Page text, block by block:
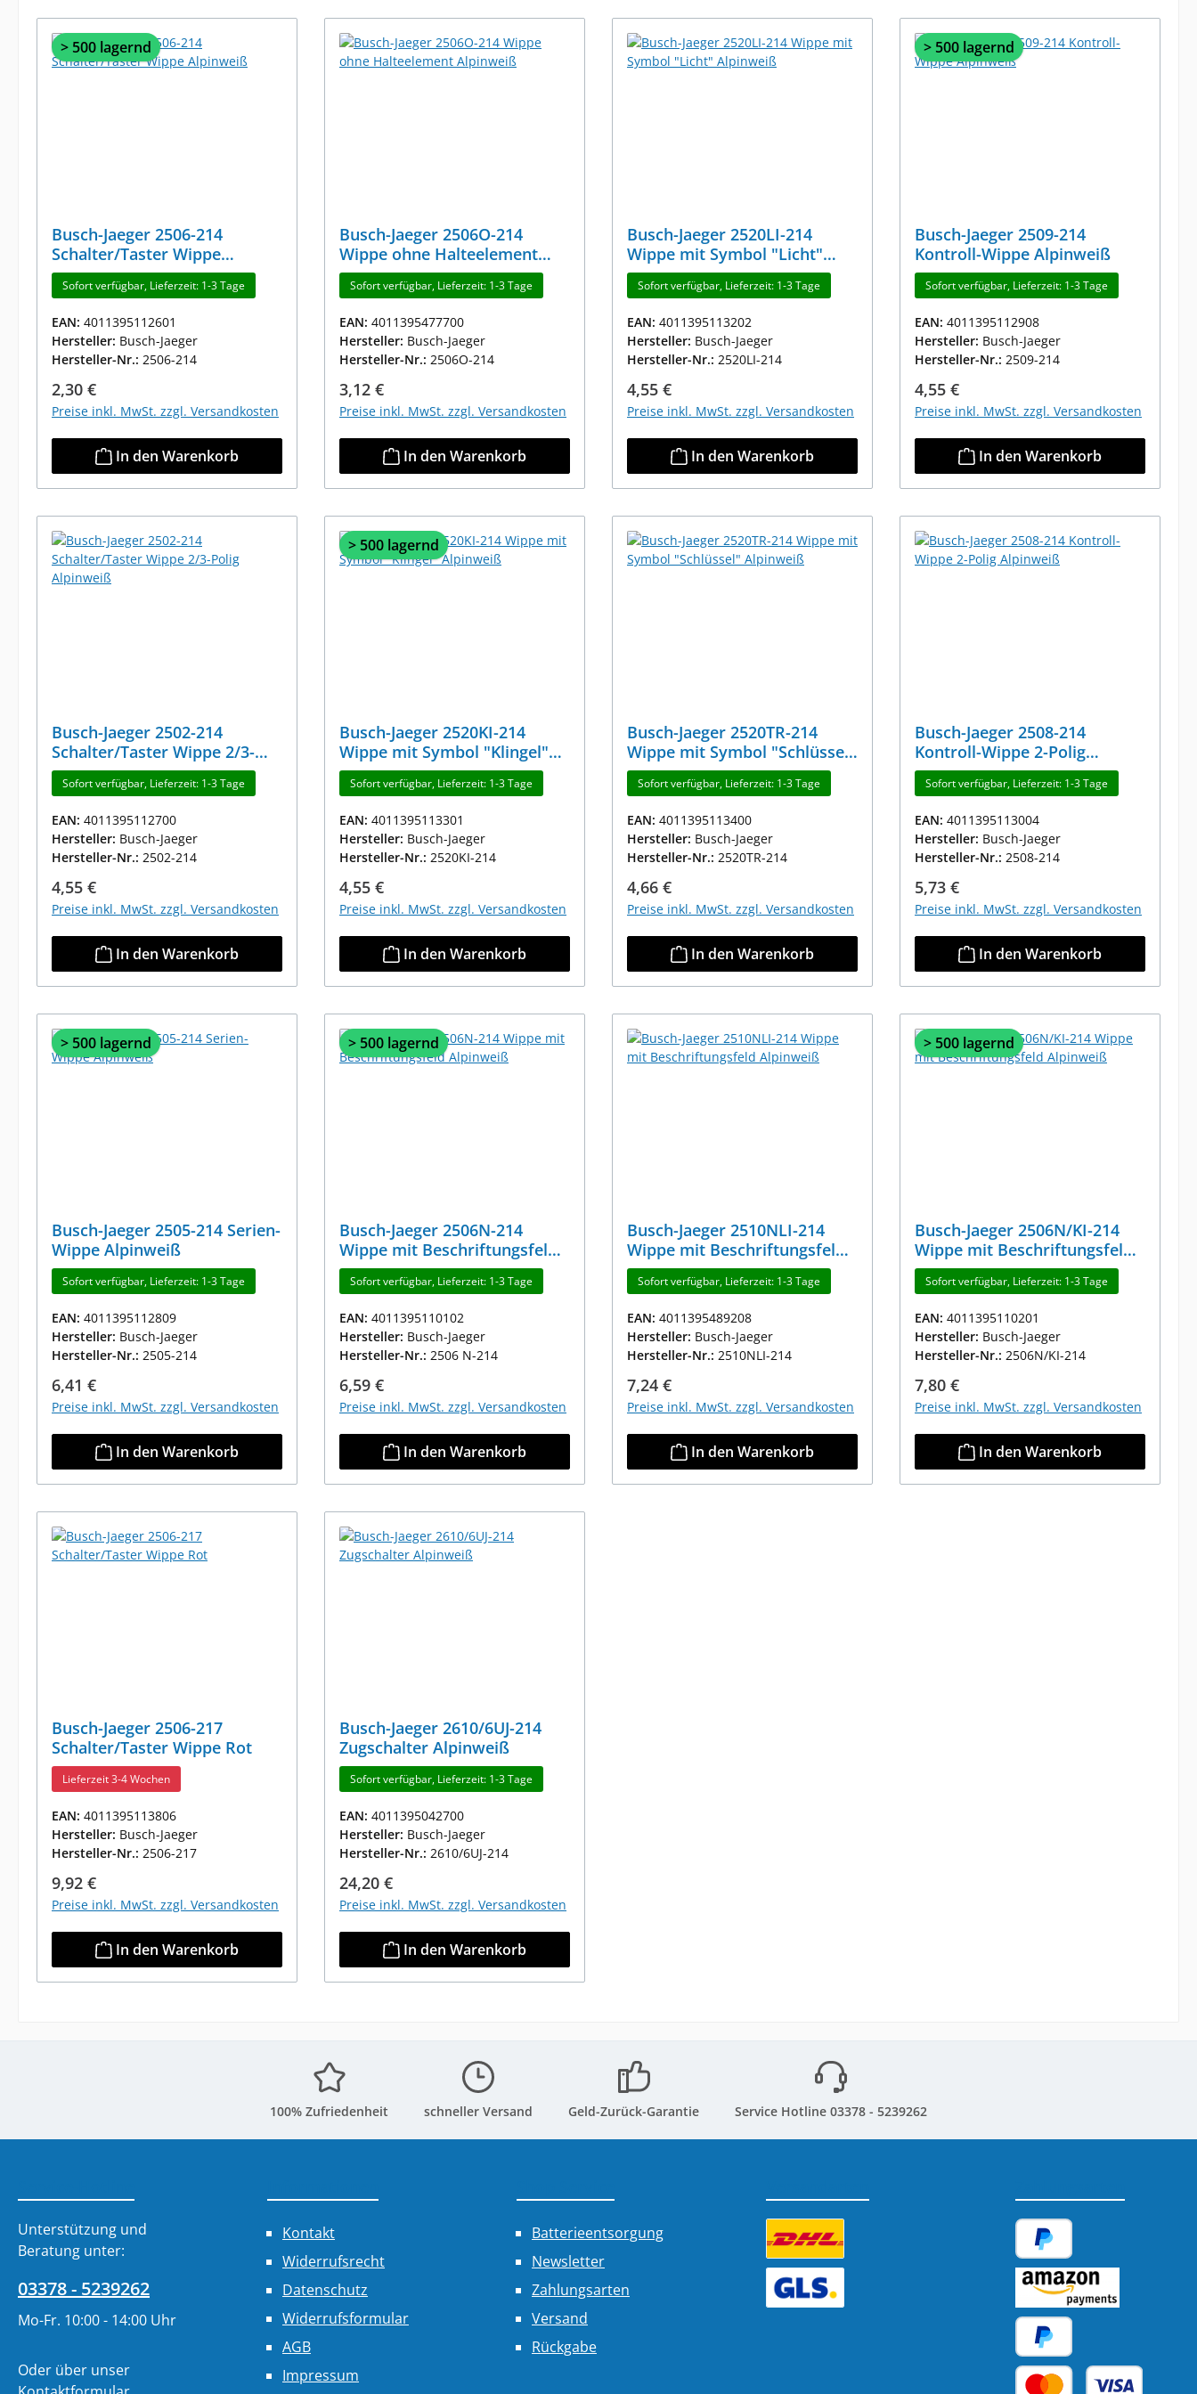
> 500 lagernd
Busch-Jaeger 2506-214
Schalter/Taster Wippe
Alpinweiß
Sofort verfügbar, Lieferzeit: 1-3 Tage
EAN: 4011395112601
Hersteller: Busch-Jaeger
Hersteller-Nr.: 2506-214
Regulärer Preis:
2,30 €
Preise inkl. MwSt. zzgl. Versandkosten
In den Warenkorb
Busch-Jaeger 2506O-214
Wippe ohne Halteelement
Alpinweiß
Sofort verfügbar, Lieferzeit: 1-3 Tage
EAN: 4011395477700
Hersteller: Busch-Jaeger
Hersteller-Nr.: 2506O-214
Regulärer Preis:
3,12 €
Preise inkl. MwSt. zzgl. Versandkosten
In den Warenkorb
Busch-Jaeger 2520LI-214
Wippe mit Symbol "Licht"
Alpinweiß
Sofort verfügbar, Lieferzeit: 1-3 Tage
EAN: 4011395113202
Hersteller: Busch-Jaeger
Hersteller-Nr.: 2520LI-214
Regulärer Preis:
4,55 €
Preise inkl. MwSt. zzgl. Versandkosten
In den Warenkorb
> 500 lagernd
Busch-Jaeger 2509-214
Kontroll-Wippe Alpinweiß
Sofort verfügbar, Lieferzeit: 1-3 Tage
EAN: 4011395112908
Hersteller: Busch-Jaeger
Hersteller-Nr.: 2509-214
Regulärer Preis:
4,55 €
Preise inkl. MwSt. zzgl. Versandkosten
In den Warenkorb
Busch-Jaeger 2502-214
Schalter/Taster Wippe 2/3-
Polig Alpinweiß
Sofort verfügbar, Lieferzeit: 1-3 Tage
EAN: 4011395112700
Hersteller: Busch-Jaeger
Hersteller-Nr.: 2502-214
Regulärer Preis:
4,55 €
Preise inkl. MwSt. zzgl. Versandkosten
In den Warenkorb
> 500 lagernd
Busch-Jaeger 2520KI-214
Wippe mit Symbol "Klingel"
Alpinweiß
Sofort verfügbar, Lieferzeit: 1-3 Tage
EAN: 4011395113301
Hersteller: Busch-Jaeger
Hersteller-Nr.: 2520KI-214
Regulärer Preis:
4,55 €
Preise inkl. MwSt. zzgl. Versandkosten
In den Warenkorb
Busch-Jaeger 2520TR-214
Wippe mit Symbol "Schlüssel"
Alpinweiß
Sofort verfügbar, Lieferzeit: 1-3 Tage
EAN: 4011395113400
Hersteller: Busch-Jaeger
Hersteller-Nr.: 2520TR-214
Regulärer Preis:
4,66 €
Preise inkl. MwSt. zzgl. Versandkosten
In den Warenkorb
Busch-Jaeger 2508-214
Kontroll-Wippe 2-Polig
Alpinweiß
Sofort verfügbar, Lieferzeit: 1-3 Tage
EAN: 4011395113004
Hersteller: Busch-Jaeger
Hersteller-Nr.: 2508-214
Regulärer Preis:
5,73 €
Preise inkl. MwSt. zzgl. Versandkosten
In den Warenkorb
> 500 lagernd
Busch-Jaeger 2505-214 Serien-
Wippe Alpinweiß
Sofort verfügbar, Lieferzeit: 1-3 Tage
EAN: 4011395112809
Hersteller: Busch-Jaeger
Hersteller-Nr.: 2505-214
Regulärer Preis:
6,41 €
Preise inkl. MwSt. zzgl. Versandkosten
In den Warenkorb
> 500 lagernd
Busch-Jaeger 2506N-214
Wippe mit Beschriftungsfeld
Alpinweiß
Sofort verfügbar, Lieferzeit: 1-3 Tage
EAN: 4011395110102
Hersteller: Busch-Jaeger
Hersteller-Nr.: 2506 N-214
Regulärer Preis:
6,59 €
Preise inkl. MwSt. zzgl. Versandkosten
In den Warenkorb
Busch-Jaeger 2510NLI-214
Wippe mit Beschriftungsfeld
Alpinweiß
Sofort verfügbar, Lieferzeit: 1-3 Tage
EAN: 4011395489208
Hersteller: Busch-Jaeger
Hersteller-Nr.: 2510NLI-214
Regulärer Preis:
7,24 €
Preise inkl. MwSt. zzgl. Versandkosten
In den Warenkorb
> 500 lagernd
Busch-Jaeger 2506N/KI-214
Wippe mit Beschriftungsfeld
Alpinweiß
Sofort verfügbar, Lieferzeit: 1-3 Tage
EAN: 4011395110201
Hersteller: Busch-Jaeger
Hersteller-Nr.: 2506N/KI-214
Regulärer Preis:
7,80 €
Preise inkl. MwSt. zzgl. Versandkosten
In den Warenkorb
Busch-Jaeger 2506-217
Schalter/Taster Wippe Rot
Lieferzeit 3-4 Wochen
EAN: 4011395113806
Hersteller: Busch-Jaeger
Hersteller-Nr.: 2506-217
Regulärer Preis:
9,92 €
Preise inkl. MwSt. zzgl. Versandkosten
In den Warenkorb
Busch-Jaeger 2610/6UJ-214
Zugschalter Alpinweiß
Sofort verfügbar, Lieferzeit: 1-3 Tage
EAN: 4011395042700
Hersteller: Busch-Jaeger
Hersteller-Nr.: 2610/6UJ-214
Regulärer Preis:
24,20 €
Preise inkl. MwSt. zzgl. Versandkosten
In den Warenkorb
100% Zufriedenheit schneller Versand Geld-Zurück-Garantie Service Hotline 03378 - 5239262
Unterstützung und
Beratung unter:
03378 - 5239262
Mo-Fr. 10:00 - 14:00 Uhr
Oder über unser
Kontakt
Widerrufsrecht
Datenschutz
Widerrufsformular
AGB
Impressum
Batterieentsorgung
Newsletter
Zahlungsarten
Versand
Rückgabe
Benutzerdefiniertes Bild 1 PayPal
Amazon Pay
Später Bezahlen